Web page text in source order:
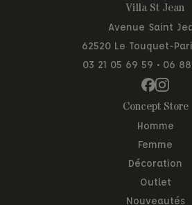
Villa St Jean
Avenue Saint
62520 Le Touquet-
03 21 05 69 59 • 06 88
Concept Store
Homme
Femme
Décoration
Outlet
Nouveautés